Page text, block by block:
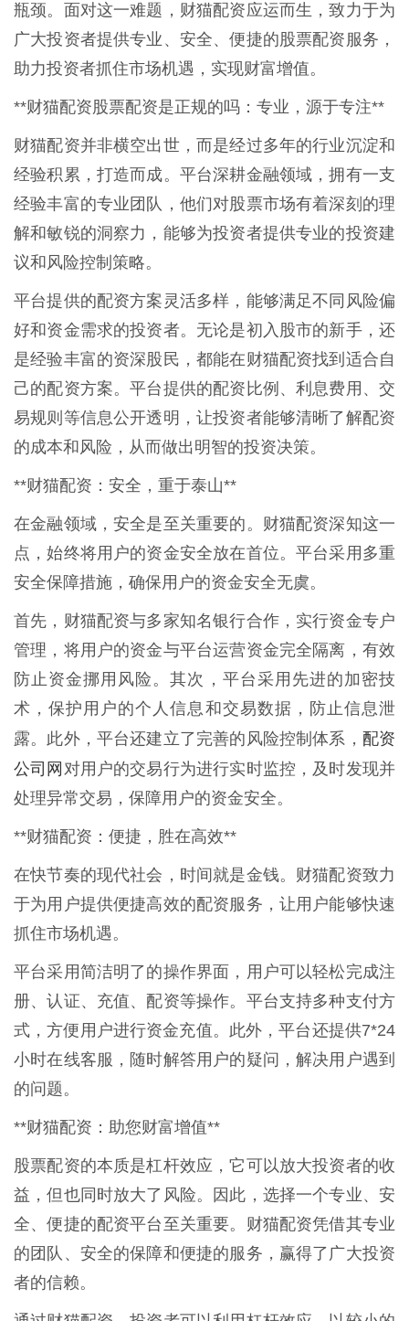
瓶颈。面对这一难题，财猫配资应运而生，致力于为
广大投资者提供专业、安全、便捷的股票配资服务，
助力投资者抓住市场机遇，实现财富增值。
**财猫配资股票配资是正规的吗：专业，源于专注**
财猫配资并非横空出世，而是经过多年的行业沉淀和
经验积累，打造而成。平台深耕金融领域，拥有一支
经验丰富的专业团队，他们对股票市场有着深刻的理
解和敏锐的洞察力，能够为投资者提供专业的投资建
议和风险控制策略。
平台提供的配资方案灵活多样，能够满足不同风险偏
好和资金需求的投资者。无论是初入股市的新手，还
是经验丰富的资深股民，都能在财猫配资找到适合自
己的配资方案。平台提供的配资比例、利息费用、交
易规则等信息公开透明，让投资者能够清晰了解配资
的成本和风险，从而做出明智的投资决策。
**财猫配资：安全，重于泰山**
在金融领域，安全是至关重要的。财猫配资深知这一
点，始终将用户的资金安全放在首位。平台采用多重
安全保障措施，确保用户的资金安全无虞。
首先，财猫配资与多家知名银行合作，实行资金专户
管理，将用户的资金与平台运营资金完全隔离，有效
防止资金挪用风险。其次，平台采用先进的加密技
术，保护用户的个人信息和交易数据，防止信息泄
露。此外，平台还建立了完善的风险控制体系， 配资
公司网对用户的交易行为进行实时监控，及时发现并
处理异常交易，保障用户的资金安全。
**财猫配资：便捷，胜在高效**
在快节奏的现代社会，时间就是金钱。财猫配资致力
于为用户提供便捷高效的配资服务，让用户能够快速
抓住市场机遇。
平台采用简洁明了的操作界面，用户可以轻松完成注
册、认证、充值、配资等操作。平台支持多种支付方
式，方便用户进行资金充值。此外，平台还提供7*24
小时在线客服，随时解答用户的疑问，解决用户遇到
的问题。
**财猫配资：助您财富增值**
股票配资的本质是杠杆效应，它可以放大投资者的收
益，但也同时放大了风险。因此，选择一个专业、安
全、便捷的配资平台至关重要。财猫配资凭借其专业
的团队、安全的保障和便捷的服务，赢得了广大投资
者的信赖。